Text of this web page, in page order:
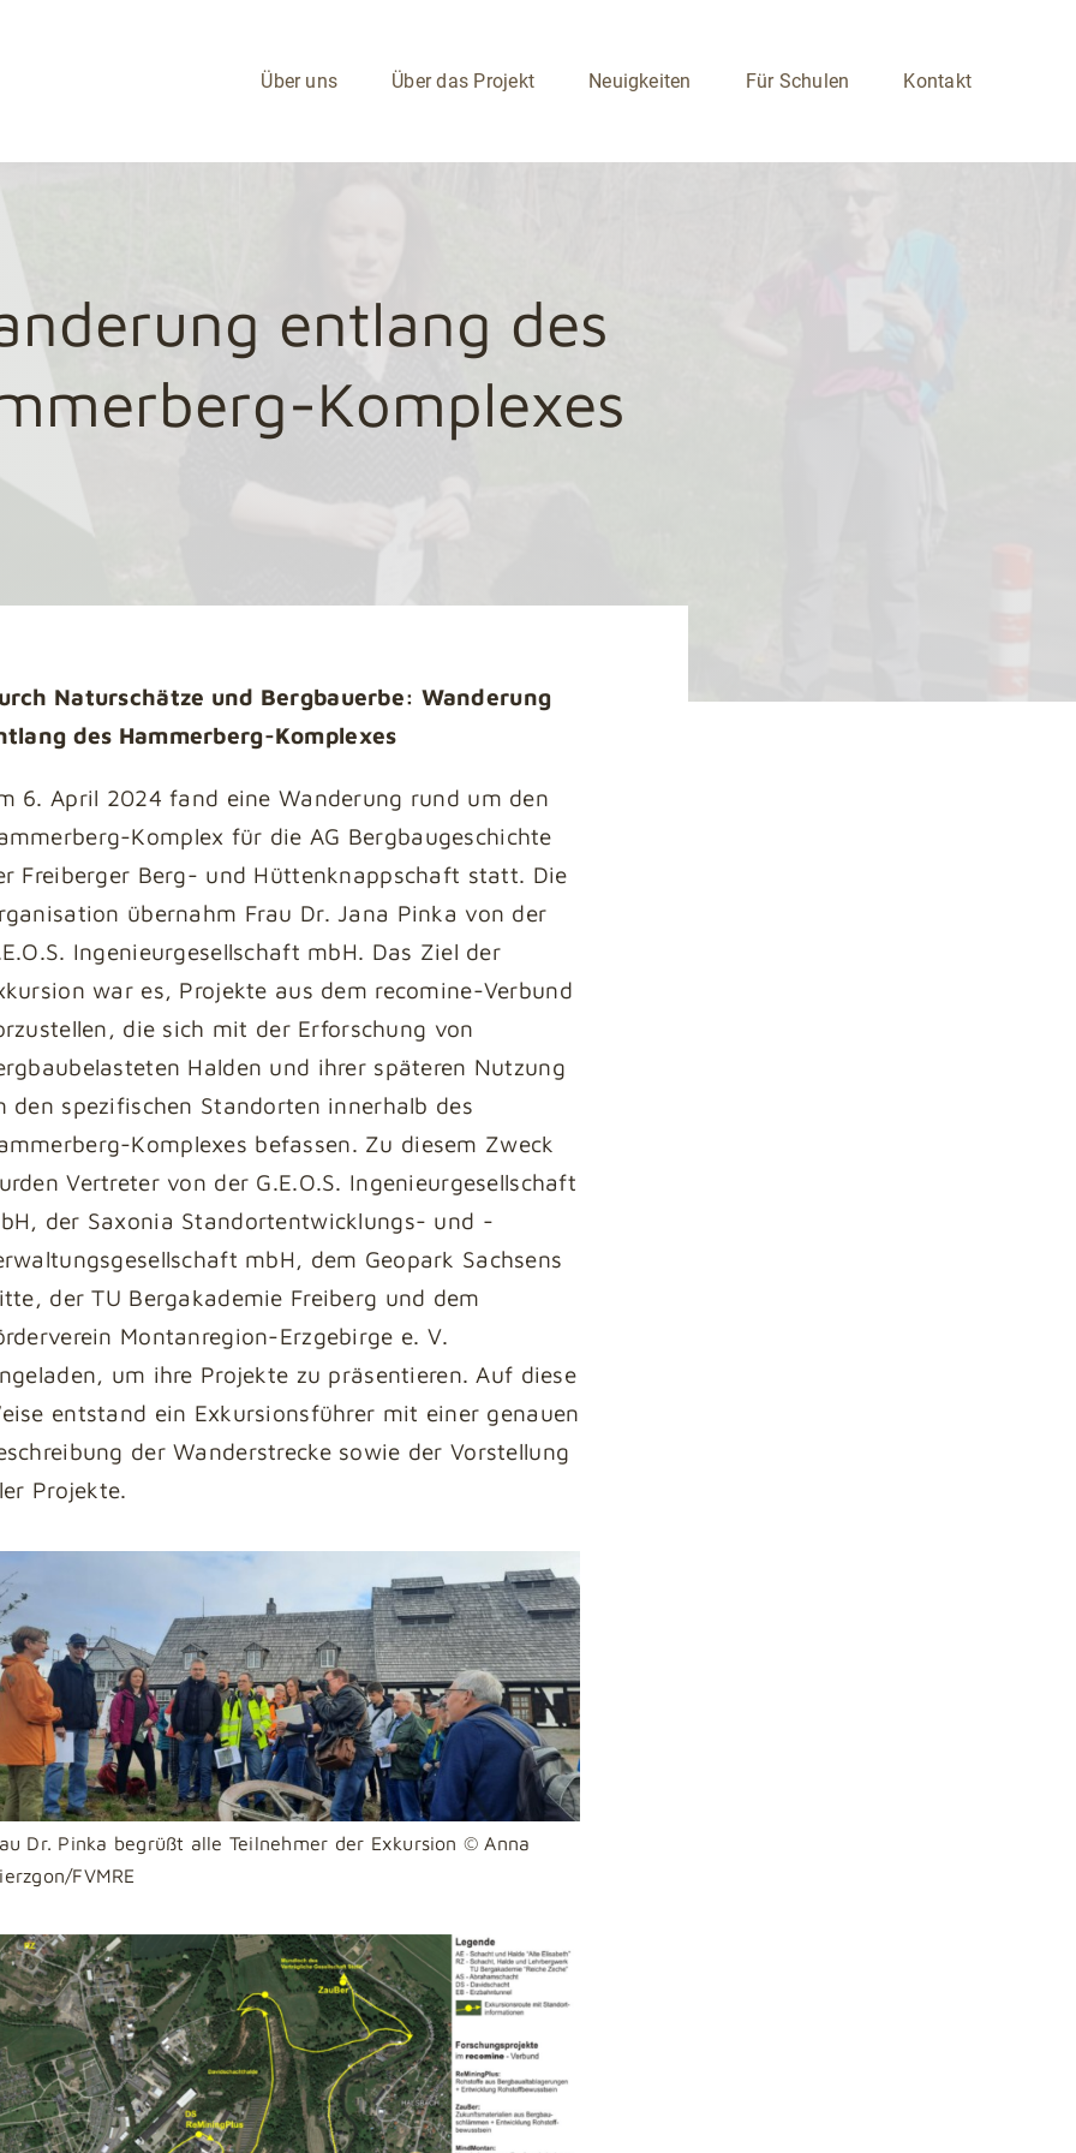
Über uns Über das Projekt Neuigkeiten Für Schulen Kontakt
entlang des
Komplexes
Naturschätze und Bergbauerbe: Wanderung
des Hammerberg-Komplexes
6. April 2024 fand eine Wanderung rund um den
Komplex für die AG Bergbaugeschichte
Freiberger Berg- und Hüttenknappschaft statt. Die
übernahm Frau Dr. Jana Pinka von der
Ingenieurgesellschaft mbH. Das Ziel der
war es, Projekte aus dem recomine-Verbund
die sich mit der Erforschung von
Halden und ihrer späteren Nutzung
den spezifischen Standorten innerhalb des
Komplexes befassen. Zu diesem Zweck
Vertreter von der G.E.O.S. Ingenieurgesellschaft
der Saxonia Standortentwicklungs- und -
mbH, dem Geopark Sachsens
der TU Bergakademie Freiberg und dem
Montanregion-Erzgebirge e. V.
um ihre Projekte zu präsentieren. Auf diese
entstand ein Exkursionsführer mit einer genauen
der Wanderstrecke sowie der Vorstellung
Projekte.
Dr. Pinka begrüßt alle Teilnehmer der Exkursion © Anna
FVMRE